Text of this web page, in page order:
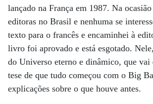
lançado na França em 1987. Na
editoras no Brasil e nenhuma se
texto para o francês e encaminhei à
livro foi aprovado e está esgotado.
do Universo eterno e dinâmico, que vai
tese de que tudo começou com o Big
explicações sobre o que houve antes.